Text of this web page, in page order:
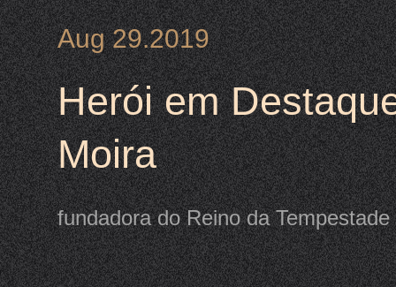
Aug 29.2019
Herói em
Moira
fundadora do Reino da Tempestade